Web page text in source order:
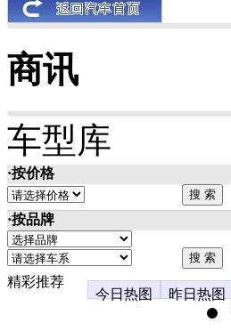
商讯
车型库
·按价格
·按品牌
精彩推荐
今日热图
昨日热图